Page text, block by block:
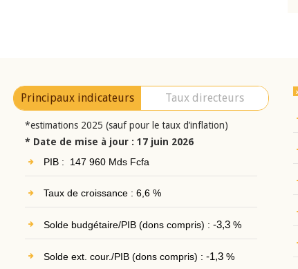
Principaux indicateurs Taux directeurs
*estimations 2025 (sauf pour le taux d’inflation)
* Date de mise à jour : 17 juin 2026
PIB : 147 960 Mds Fcfa
Taux de croissance : 6,6 %
Solde budgétaire/PIB (dons compris) : -3,3%
Solde ext. cour./PIB (dons compris) : -1,3%